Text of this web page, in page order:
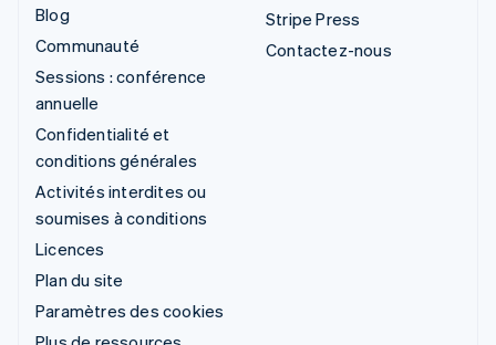
Blog
Communauté
Sessions : conférence
annuelle
Confidentialité et
conditions générales
Activités interdites ou
soumises à conditions
Licences
Plan du site
Paramètres des cookies
Stripe Press
Contactez-nous